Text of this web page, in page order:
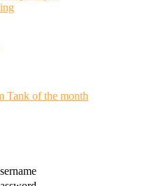
Tank of the month